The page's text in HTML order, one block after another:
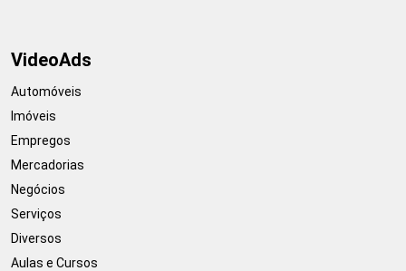
VideoAds
Automóveis
Imóveis
Empregos
Mercadorias
Negócios
Serviços
Diversos
Aulas e Cursos